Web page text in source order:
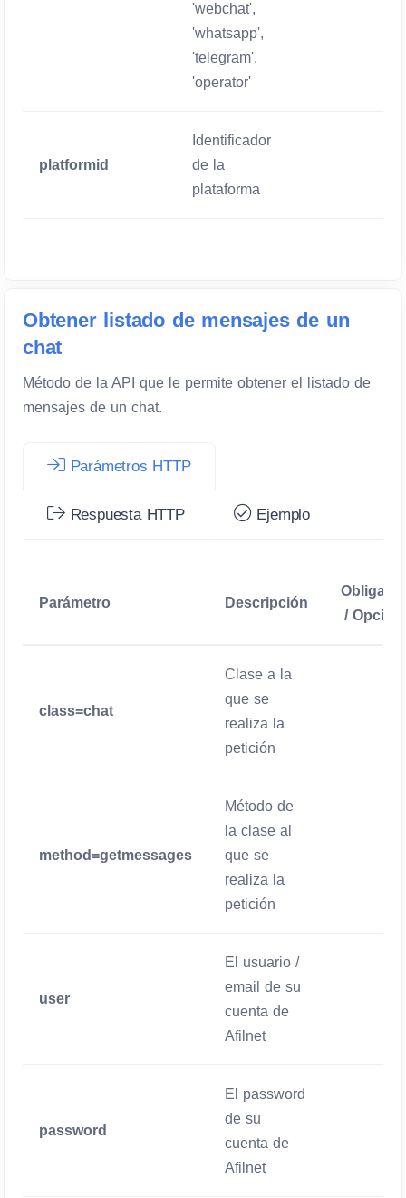
'webchat',
'whatsapp',
'telegram',
'operator'
platformid
Identificador
de la
plataforma
Obtener listado de mensajes de un
chat
Método de la API que le permite obtener el listado de
mensajes de un chat.
Parámetros HTTP
Respuesta HTTP Ejemplo
Parámetro Descripción
/
class=chat
Clase a la
que se
realiza la
petición
method=getmessages
Método de
la clase al
que se
realiza la
petición
user
El usuario /
email de su
cuenta de
Afilnet
password
El password
de su
cuenta de
Afilnet